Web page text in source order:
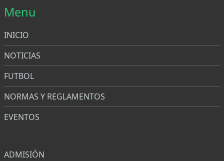
Menu
INICIO
NOTICIAS
FUTBOL
NORMAS Y REGLAMENTOS
EVENTOS
ADMISIÓN